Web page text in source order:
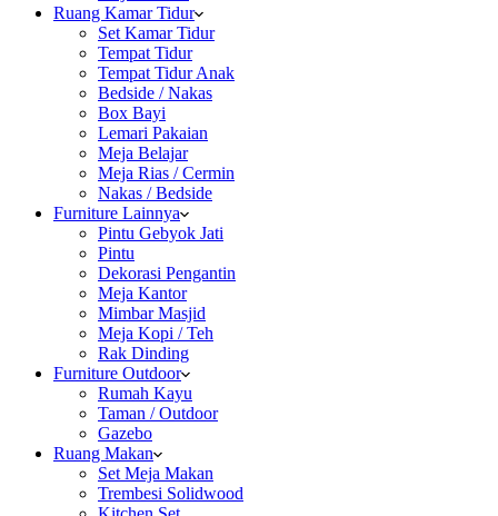
Ruang Kamar Tidur
Set Kamar Tidur
Tempat Tidur
Tempat Tidur Anak
Bedside / Nakas
Box Bayi
Lemari Pakaian
Meja Belajar
Meja Rias / Cermin
Nakas / Bedside
Furniture Lainnya
Pintu Gebyok Jati
Pintu
Dekorasi Pengantin
Meja Kantor
Mimbar Masjid
Meja Kopi / Teh
Rak Dinding
Furniture Outdoor
Rumah Kayu
Taman / Outdoor
Gazebo
Ruang Makan
Set Meja Makan
Trembesi Solidwood